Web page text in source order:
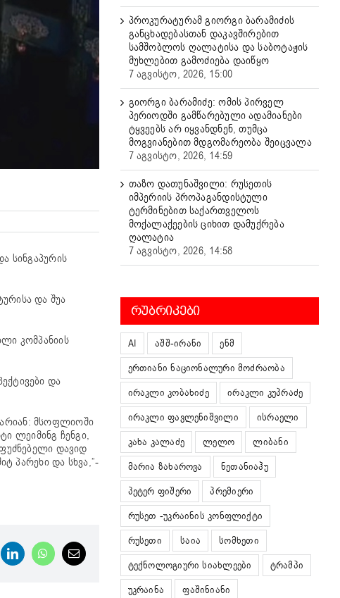
სინგაპურის
და შუა
კომპანიის
და
მსოფლიოში
ლეიმინგ ჩენგი,
დავიდ
პარეხი და სხვა,”-
LinkedInWhatsApp
Email
პროკურატურამ გიორგი ბარამიძის
განცხადებასთან დაკავშირებით
სამშობლოს ღალატისა და საბოტაჟის
მუხლებით გამოძიება დაიწყო
7 აგვისტო, 2026, 15:00
გიორგი ბარამიძე: ომის პირველ
პერიოდში გამწარებული ადამიანები
ტყვეებს არ იყვანდნენ, თუმცა
მოგვიანებით მდგომარეობა შეიცვალა
7 აგვისტო, 2026, 14:59
თაზო დათუნაშვილი: რუსეთის
იმპერიის პროპაგანდისტული
ტერმინებით საქართველოს
მოქალაქეების ციხით დამუქრება
ღალატია
7 აგვისტო, 2026, 14:58
ᲠᲣᲑᲠᲘᲙᲔᲑᲘ
AI აშშ-ირანი
ენმ
ერთიანი ნაციონალური მოძრაობა
ირაკლი კობახიძე
ირაკლი კუპრაძე
ირაკლი ფავლენიშვილი
ისრაელი
კახა კალაძე
ლელო
ლიბანი
მარია ზახაროვა
ნეთანიაჰუ
პეტერ ფიშერი
პრემიერი
რუსეთ -უკრაინის კონფლიქტი
რუსეთი
საია
სომხეთი
ტექნოლოგიური სიახლეები
ტრამპი
უკრაინა
ფაშინიანი